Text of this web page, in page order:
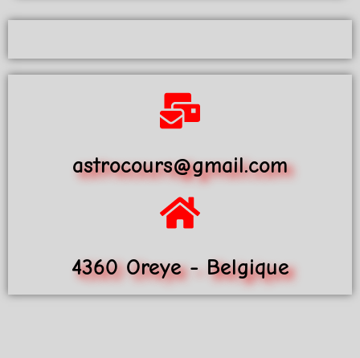
astrocours@gmail.com
4360 Oreye - Belgique